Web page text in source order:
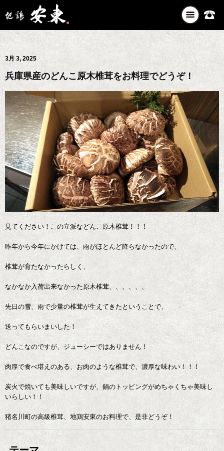
ナ
ビ
ゲ
シ
を
切
り
替
え
3月 3, 2025
兵庫県産のどんこ原木椎茸をお料理でどうぞ！
見てください！この立派などんこ原木椎茸！！！
昨年から今年にかけては、雨がほとんど降らなかったので、
椎茸が育たなかったらしく、
なかなか入荷出来なかった原木椎茸、、、、、、
先日の雪、雨で少量の椎茸が生えてきたということで、
送ってもらいまいした！
どんこなのですが、ジューシーではありません！
肉厚で食べ堪えのある、お肉のような椎茸で、濃厚な味わい！！！
炭火で焼いても美味しいですが、鍋のトッピングがめちゃくちゃ美味し
いらしい！！
猪名川町の高級椎茸、地鶏安東のお料理で、是非どうぞ！